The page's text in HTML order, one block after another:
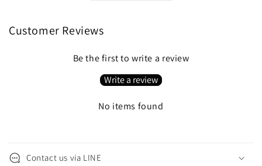
Customer Reviews
Be the first to write a review
Write a review
No items found
o
Contact us via LINE